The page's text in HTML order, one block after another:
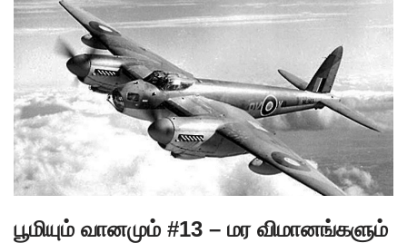
பூமியும் வானமும் #13 – மர விமானங்களும்